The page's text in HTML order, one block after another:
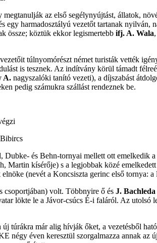
az első segélynyújtást, állatok,
egy harmadosztályú vezetőt tartanak nyilván,
össze; köztük ekkor legismertebb ifj. A. Wala
túlnyomórészt német turisták vették
is tesznek. Az indítvány körül támadt
A. nagyszalóki tanító vezeti), a díjszabást
pedig számukra szállást rendeznek be.
és Behn-tornyai mellett ott emelkedik
Martin kísérője) s a legjobbak közé emelkedett
(nevét a Koncsiszta gerinc első tornya:
csoportjában) volt. Többnyire ő és J.
lökte le a Jávor-csúcs É-i faláról. Az utolsó
túrákra már alig hívják őket, a vezetésből
négy éven keresztül szorgalmazza annak az